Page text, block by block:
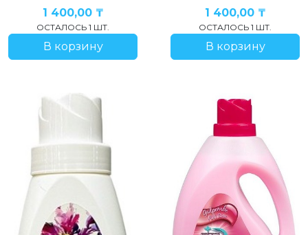
1 400,00 ₸
ОСТАЛОСЬ 1 ШТ.
В корзину
1 400,00 ₸
ОСТАЛОСЬ 1 ШТ.
В корзину